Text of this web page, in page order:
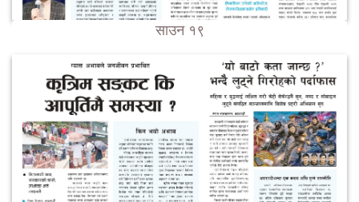
साउन १९